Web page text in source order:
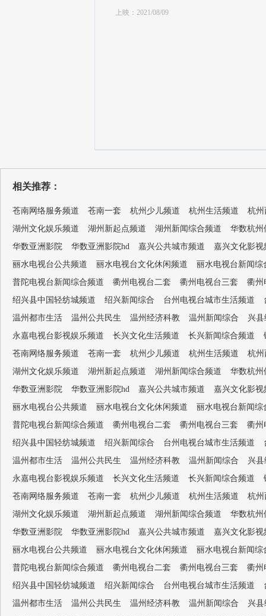
上映：2021/08/09
相关推荐：
苍南网络服务频道 苍南一套 杭州少儿频道 杭州生活频道
杭州
湖州文化娱乐频道
湖州新起点频道 湖州新闻综合频道
华数杭州
华数亚洲影院
华数亚洲影院hd 嘉兴公共城市频道
嘉兴文化影视
丽水电视台公共频道
丽水电视台文化休闲频道
丽水电视台新闻综
普陀电视台新闻综合频道
衢州电视台二套 衢州电视台三套
衢州
绍兴县中国轻纺城频道
绍兴新闻综合 台州电视台城市生活频道
温州都市生活
温州公共民生 温州经济科教 温州新闻综合
兴
永嘉电视台影视娱乐频道
长兴文化生活频道 长兴新闻综合频道
苍南网络服务频道
苍南一套 杭州少儿频道 杭州生活频道
杭州
湖州文化娱乐频道
湖州新起点频道 湖州新闻综合频道
华数杭州
华数亚洲影院
华数亚洲影院hd 嘉兴公共城市频道
嘉兴文化影视
丽水电视台公共频道
丽水电视台文化休闲频道
丽水电视台新闻综
普陀电视台新闻综合频道
衢州电视台二套 衢州电视台三套
衢州
绍兴县中国轻纺城频道
绍兴新闻综合 台州电视台城市生活频道
温州都市生活
温州公共民生 温州经济科教 温州新闻综合
兴
永嘉电视台影视娱乐频道
长兴文化生活频道 长兴新闻综合频道
苍南网络服务频道
苍南一套 杭州少儿频道 杭州生活频道
杭州
湖州文化娱乐频道
湖州新起点频道 湖州新闻综合频道
华数杭州
华数亚洲影院
华数亚洲影院hd 嘉兴公共城市频道
嘉兴文化影视
丽水电视台公共频道
丽水电视台文化休闲频道
丽水电视台新闻综
普陀电视台新闻综合频道
衢州电视台二套 衢州电视台三套
衢州
绍兴县中国轻纺城频道
绍兴新闻综合 台州电视台城市生活频道
温州都市生活
温州公共民生 温州经济科教 温州新闻综合
兴